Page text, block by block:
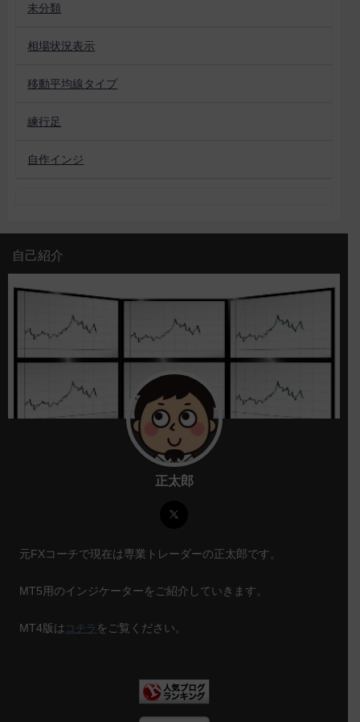
未分類
相場状況表示
移動平均線タイプ
練行足
自作インジ
自己紹介
正太郎
元FXコーチで現在は専業トレーダーの正太郎です。
MT5用のインジケーターをご紹介していきます。
MT4版は コチラ をご覧ください。